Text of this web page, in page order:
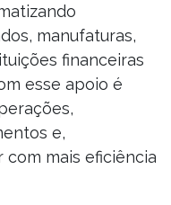
manufaturas,
financeiras
esse apoio é
e,
mais eficiência